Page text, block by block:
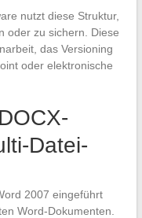
nutzt diese Struktur,
oder zu sichern. Diese
das Versioning
oder elektronische
Datei-
2007 eingeführt
Word-Dokumenten.